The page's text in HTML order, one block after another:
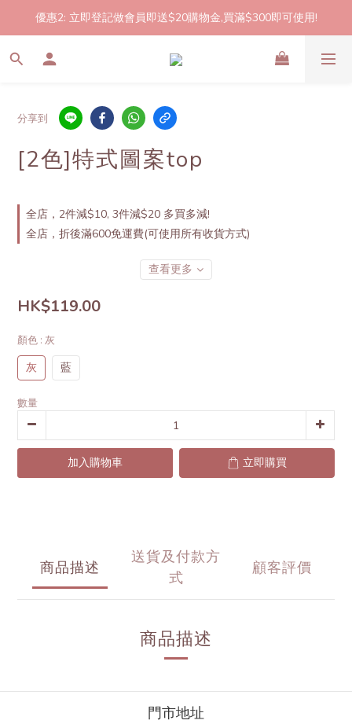
2件起包郵!(反應良好優惠期延長🎉!shop now!)
優惠2: 立即登記做會員即送$20購物金,買滿$300即可使用!
2件起包郵!(反應良好優惠期延長🎉!shop now!)
分享到
[2色]特式圖案top
全店，2件減$10, 3件減$20 多買多減!
全店，折後滿600免運費(可使用所有收貨方式)
查看更多
HK$119.00
顏色 : 灰
灰 藍
數量
加入購物車 立即購買
商品描述
送貨及付款方
式
顧客評價
商品描述
門市地址